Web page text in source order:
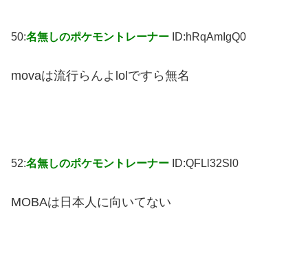
50:名無しのポケモントレーナー ID:hRqAmIgQ0
movaは流行らんよlolですら無名
52:名無しのポケモントレーナー ID:QFLl32Sl0
MOBAは日本人に向いてない